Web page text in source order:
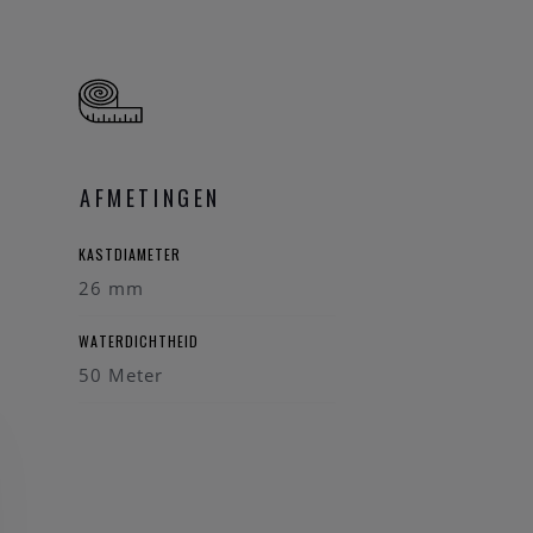
AFMETINGEN
KASTDIAMETER
26 mm
WATERDICHTHEID
50 Meter